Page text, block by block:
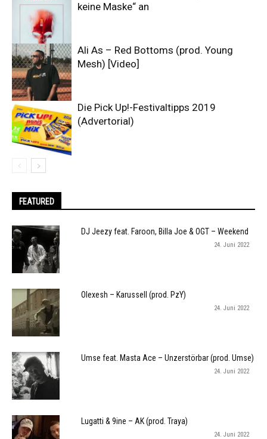
keine Maske“ an
Ali As – Red Bottoms (prod. Young
Mesh) [Video]
Die Pick Up!-Festivaltipps 2019
(Advertorial)
FEATURED
DJ Jeezy feat. Faroon, Billa Joe & OGT – Weekend
24. Juni 2022
Olexesh – Karussell (prod. PzY)
24. Juni 2022
Umse feat. Masta Ace – Unzerstörbar (prod. Umse)
24. Juni 2022
Lugatti & 9ine – AK (prod. Traya)
24. Juni 2022